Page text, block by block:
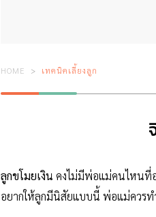
HOME เทคนิคเลี้ยงลูก
ลูกขโมยเงิน คงไม่มีพ่อแม่คนไหนที่
อยากให้ลูกมีนิสัยแบบนี้ พ่อแม่ควรท